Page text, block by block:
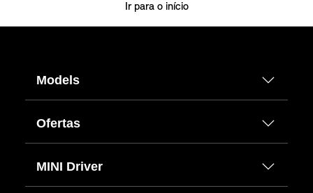
Ir para o início
Models
Ofertas
MINI Driver